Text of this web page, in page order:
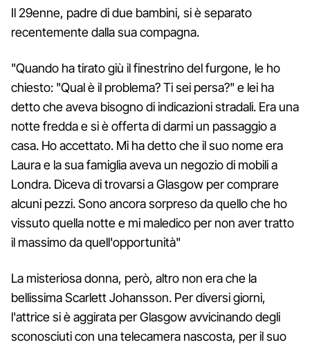
Il 29enne, padre di due bambini, si è separato
recentemente dalla sua compagna.
"Quando ha tirato giù il finestrino del furgone, le ho
chiesto: "Qual è il problema? Ti sei persa?" e lei ha
detto che aveva bisogno di indicazioni stradali. Era una
notte fredda e si è offerta di darmi un passaggio a
casa. Ho accettato. Mi ha detto che il suo nome era
Laura e la sua famiglia aveva un negozio di mobili a
Londra. Diceva di trovarsi a Glasgow per comprare
alcuni pezzi. Sono ancora sorpreso da quello che ho
vissuto quella notte e mi maledico per non aver tratto
il massimo da quell'opportunità"
La misteriosa donna, però, altro non era che la
bellissima Scarlett Johansson. Per diversi giorni,
l'attrice si è aggirata per Glasgow avvicinando degli
sconosciuti con una telecamera nascosta, per il suo